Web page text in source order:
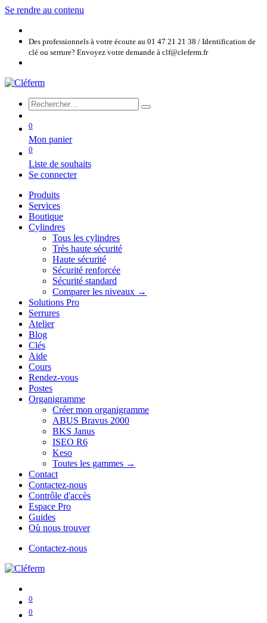
Se rendre au contenu
Des professionnels à votre écoute au 01 47 21 21 38 / Identification de
clé ou serrure? Envoyez votre demande à clf@cleferm.fr
0
Mon panier
0
Liste de souhaits
Se connecter
Produits
Services
Boutique
Cylindres
Tous les cylindres
Très haute sécurité
Haute sécurité
Sécurité renforcée
Sécurité standard
Comparer les niveaux →
Solutions Pro
Serrures
Atelier
Blog
Clés
Aide
Cours
Rendez-vous
Postes
Organigramme
Créer mon organigramme
ABUS Bravus 2000
BKS Janus
ISEO R6
Keso
Toutes les gammes →
Contact
Contactez-nous
Contrôle d'accès
Espace Pro
Guides
Où nous trouver
Contactez-nous
0
0